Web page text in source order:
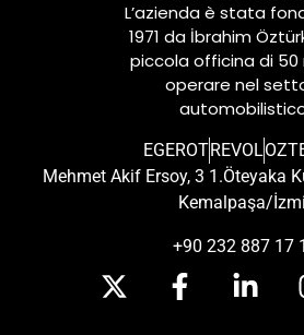
L’azienda è stata
1971 da İbrahim
piccola officina di 50
operare nel
EGEROTREVOL
Mehmet Akif Ersoy, 3 1.Öteyaka
Kemalpaşa/
+90 232 887 17